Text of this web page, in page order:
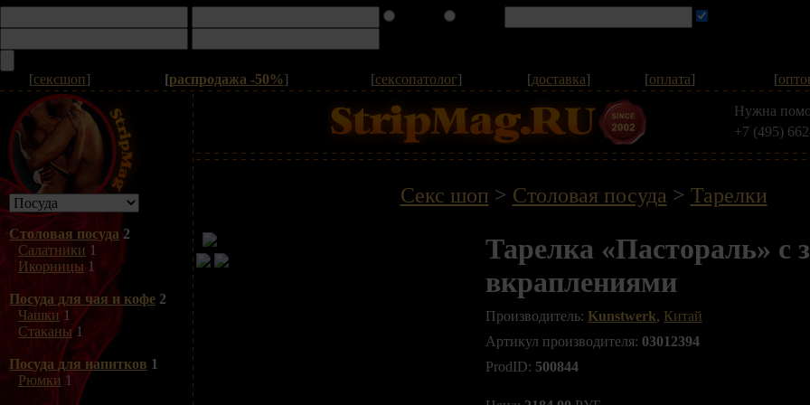
[сексшоп] [распродажа -50%] [сексопатолог] [доставка] [оплата] [
Столовая посуда 2
Салатники 1
Икорницы1
Посуда для чая и кофе 2
Чашки1
Стаканы1
Посуда для напитков 1
Рюмки 1
Нужна
+7 (495)
Секс шоп > Столовая посуда > Тарелки
Тарелка «Пастораль» с
вкраплениями
Производитель: Kunstwerk, Китай
Артикул производителя: 03012394
ProdID: 500844